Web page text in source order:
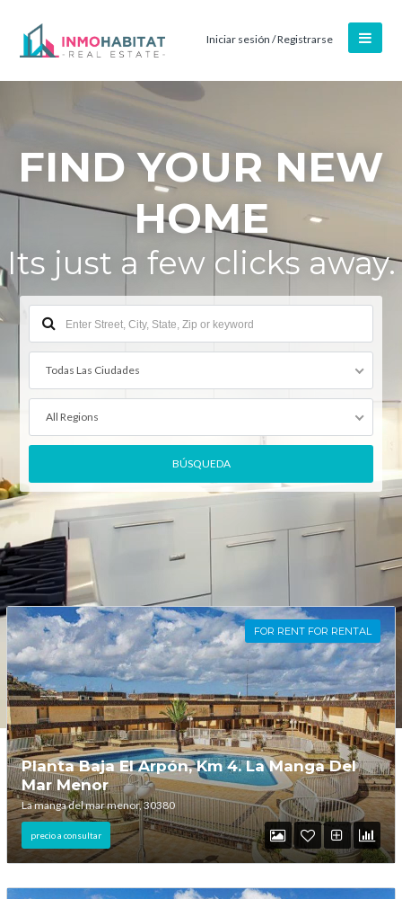
Log in
Don't have an account?Create your
account,it takes less than a minute.
Nombre de usuario
Password
Iniciar sesión / Registrarse
FIND YOUR NEW
HOME
Its just a few clicks away.
Todas Las Ciudades
All Regions
FOR RENT FOR RENTAL
Planta Baja El Arpón, Km 4. La Manga Del
Mar Menor
La manga del mar menor, 30380
precio a consultar